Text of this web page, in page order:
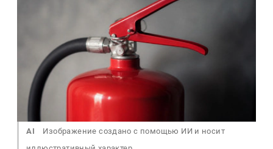
AI
Изображение создано с помощью ИИ и носит